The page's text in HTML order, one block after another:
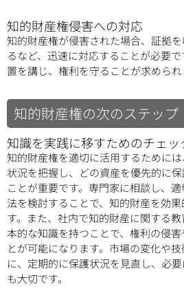
知的財産権侵害への対応
知的財産権が侵害された場合、証拠
るなど、迅速に対応することが必要
置を講じ、権利を守ることが求められ
知的財産権の次のステップ
知識を実践に移すためのチェッ
知的財産権を適切に活用するために
状況を把握し、どの資産を優先的に
ことが重要です。専門家に相談し、
法を検討することで、知的財産を効
す。また、社内で知的財産に関する
本的な知識を持つことで、権利の侵
とが可能になります。市場の変化や
に、定期的に保護状況を見直し、必
も大切です。